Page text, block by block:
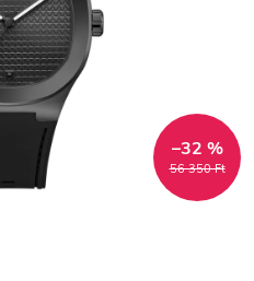
56 350 Ft
–32 %